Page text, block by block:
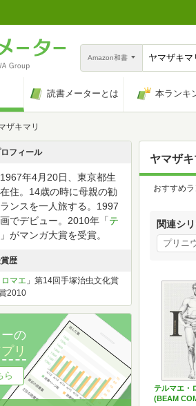
Amazon和書
読書メーターとは 本ランキ
ザキマリ
ヤマザキ
おすすめ
関連シ
プリニ
テルマエ・
(BEAM
フィール
年4月20日、東京都生
住。14歳の時に母親の勧
ンスを一人旅する。1997
でデビュー。2010年「テ
」がマンガ大賞を受賞。
歴
マエ 」第14回手塚治虫文化賞
2010
の
リ
ら